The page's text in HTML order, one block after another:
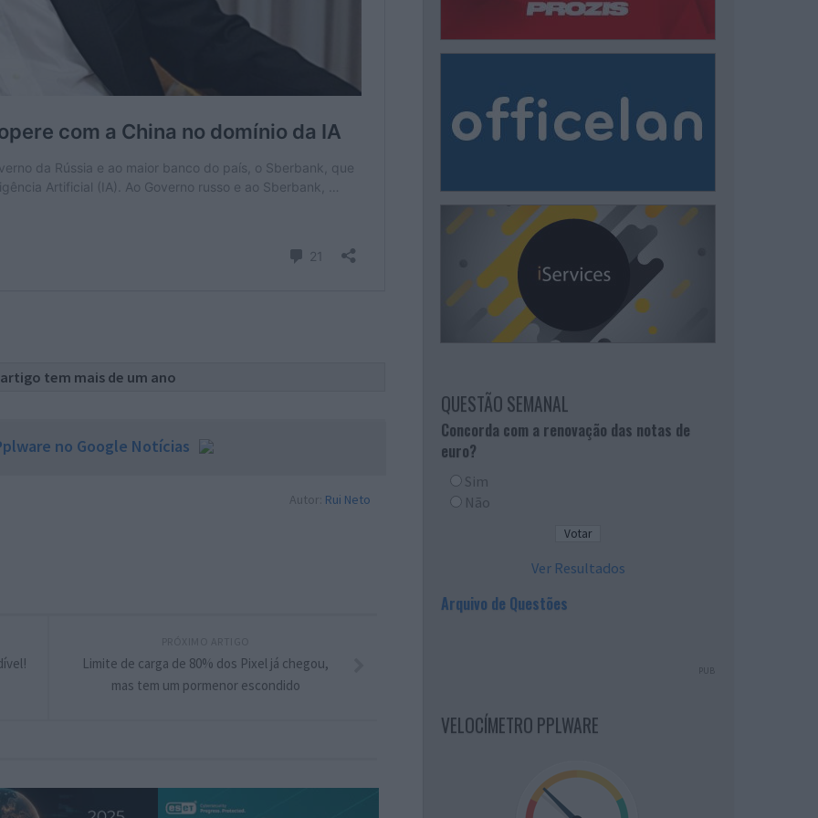
tem mais de um ano
no Google Notícias
Autor: Rui Neto
Limite de carga de 80% dos Pixel já chegou,
mas tem um pormenor escondido
QUESTÃO SEMANAL
Concorda com a renovação das notas de
euro?
Sim
Não
Ver Resultados
Arquivo de Questões
PUB
VELOCÍMETRO PPLWARE